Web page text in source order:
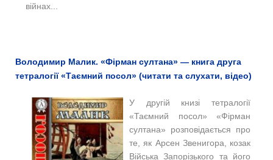
війнах...
Володимир Малик. «Фірман султана» — книга друга
тетралогії «Таємний посол» (читати та слухати, відео)
У другій книзі тетралогії
«Таємний посол» «Фірман
султана» розповідається про
те, як Арсен Звенигора, козак
Війська Запорізького та його